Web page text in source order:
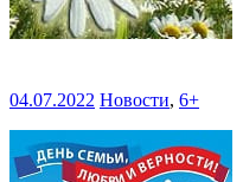
04.07.2022 Новости, 6+